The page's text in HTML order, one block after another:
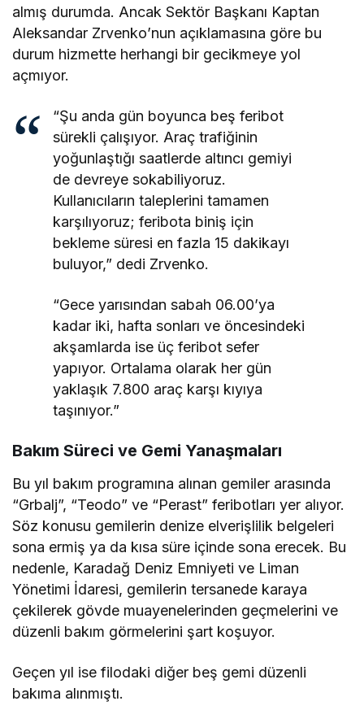
almış durumda. Ancak Sektör Başkanı Kaptan
Aleksandar Zrvenko’nun açıklamasına göre bu
durum hizmette herhangi bir gecikmeye yol
açmıyor.
“Şu anda gün boyunca beş feribot
sürekli çalışıyor. Araç trafiğinin
yoğunlaştığı saatlerde altıncı gemiyi
de devreye sokabiliyoruz.
Kullanıcıların taleplerini tamamen
karşılıyoruz; feribota biniş için
bekleme süresi en fazla 15 dakikayı
buluyor,” dedi Zrvenko.
“Gece yarısından sabah 06.00’ya
kadar iki, hafta sonları ve öncesindeki
akşamlarda ise üç feribot sefer
yapıyor. Ortalama olarak her gün
yaklaşık 7.800 araç karşı kıyıya
taşınıyor.”
Bakım Süreci ve Gemi Yanaşmaları
Bu yıl bakım programına alınan gemiler arasında
“Grbalj”, “Teodo” ve “Perast” feribotları yer alıyor.
Söz konusu gemilerin denize elverişlilik belgeleri
sona ermiş ya da kısa süre içinde sona erecek. Bu
nedenle, Karadağ Deniz Emniyeti ve Liman
Yönetimi İdaresi, gemilerin tersanede karaya
çekilerek gövde muayenelerinden geçmelerini ve
düzenli bakım görmelerini şart koşuyor.
Geçen yıl ise filodaki diğer beş gemi düzenli
bakıma alınmıştı.